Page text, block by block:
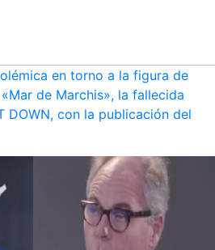
en torno a la figura de
de Marchis», la fallecida
DOWN, con la publicación del